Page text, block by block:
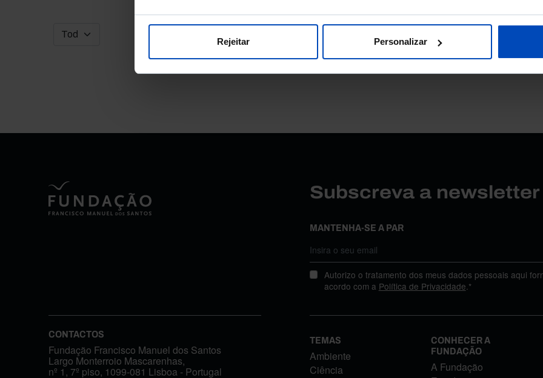
Rejeitar Personalizar
Subscreva a
MANTENHA-SE A PAR
Autorizo o tratamento dos meus dados pessoais aqui
acordo com a Política de Privacidade.*
CONTACTOS
Fundação Francisco Manuel dos Santos
Largo Monterroio Mascarenhas,
nº 1, 7º piso, 1099-081 Lisboa - Portugal
TEMAS
Ambiente
Ciência
CONHECER A
FUNDAÇÃO
A Fundação